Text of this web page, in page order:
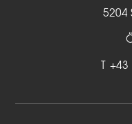
5204
+43